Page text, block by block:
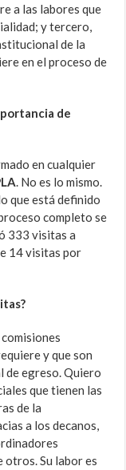
a las labores que
y tercero,
de la
en el proceso de
de
en cualquier
. No es lo mismo.
que está definido
completo se
333 visitas a
14 visitas por
y que son
de egreso. Quiero
que tienen las
de la
a los decanos,
otros. Su labor es